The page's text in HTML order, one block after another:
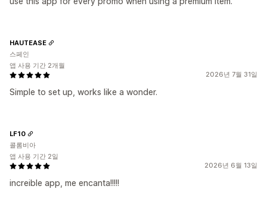
2026년 7월 31일
Simple to set up, works like a wonder.
HAUTEASE
스페인
앱 사용 기간 2개월
2026년 6월 13일
increible app, me encanta!!!!!
LF10
콜롬비아
앱 사용 기간 2일